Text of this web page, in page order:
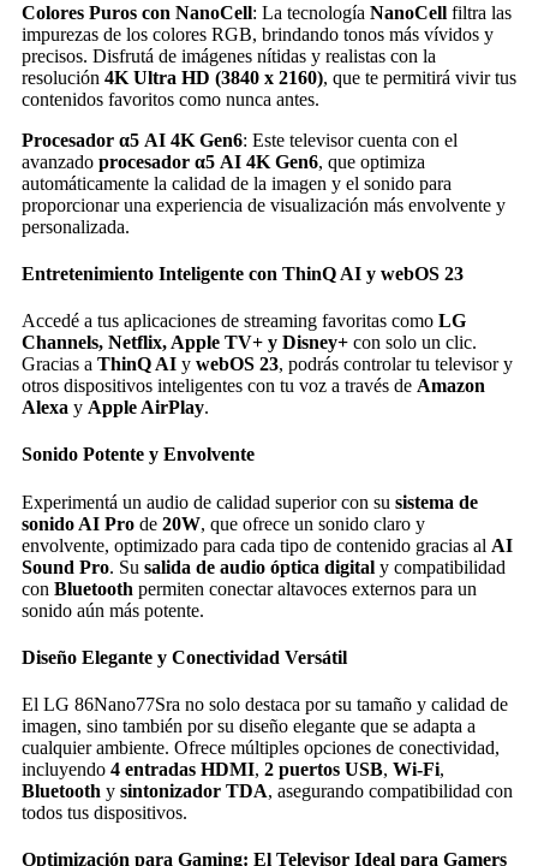
Colores Puros con NanoCell: La tecnología NanoCell filtra las
impurezas de los colores RGB, brindando tonos más vívidos y
precisos. Disfrutá de imágenes nítidas y realistas con la
resolución 4K Ultra HD (3840 x 2160), que te permitirá vivir tus
contenidos favoritos como nunca antes.
Procesador α5 AI 4K Gen6: Este televisor cuenta con el
avanzado procesador α5 AI 4K Gen6, que optimiza
automáticamente la calidad de la imagen y el sonido para
proporcionar una experiencia de visualización más envolvente y
personalizada.
Entretenimiento Inteligente con ThinQ AI y webOS 23
Accedé a tus aplicaciones de streaming favoritas como LG
Channels, Netflix, Apple TV+ y Disney+ con solo un clic.
Gracias a ThinQ AI y webOS 23, podrás controlar tu televisor y
otros dispositivos inteligentes con tu voz a través de Amazon
Alexa y Apple AirPlay.
Sonido Potente y Envolvente
Experimentá un audio de calidad superior con su sistema de
sonido AI Pro de 20W, que ofrece un sonido claro y
envolvente, optimizado para cada tipo de contenido gracias al AI
Sound Pro. Su salida de audio óptica digital y compatibilidad
con Bluetooth permiten conectar altavoces externos para un
sonido aún más potente.
Diseño Elegante y Conectividad Versátil
El LG 86Nano77Sra no solo destaca por su tamaño y calidad de
imagen, sino también por su diseño elegante que se adapta a
cualquier ambiente. Ofrece múltiples opciones de conectividad,
incluyendo 4 entradas HDMI, 2 puertos USB, Wi-Fi,
Bluetooth y sintonizador TDA, asegurando compatibilidad con
todos tus dispositivos.
Optimización para Gaming: El Televisor Ideal para Gamers